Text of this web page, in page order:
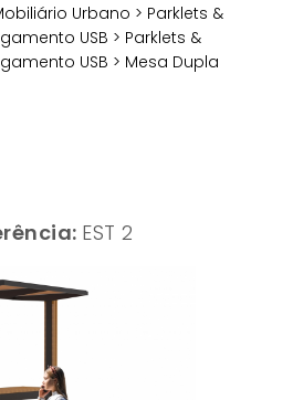
Urbano > Parklets &
USB > Parklets &
USB > Mesa Dupla
EST 2